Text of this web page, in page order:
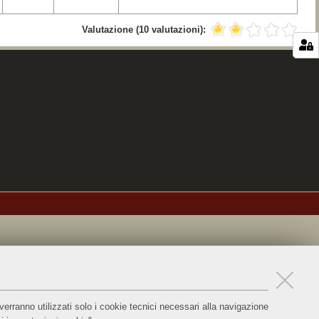
utilizzati solo i cookie tecnici necessari alla navigazione
Valutazione (10 valutazioni):